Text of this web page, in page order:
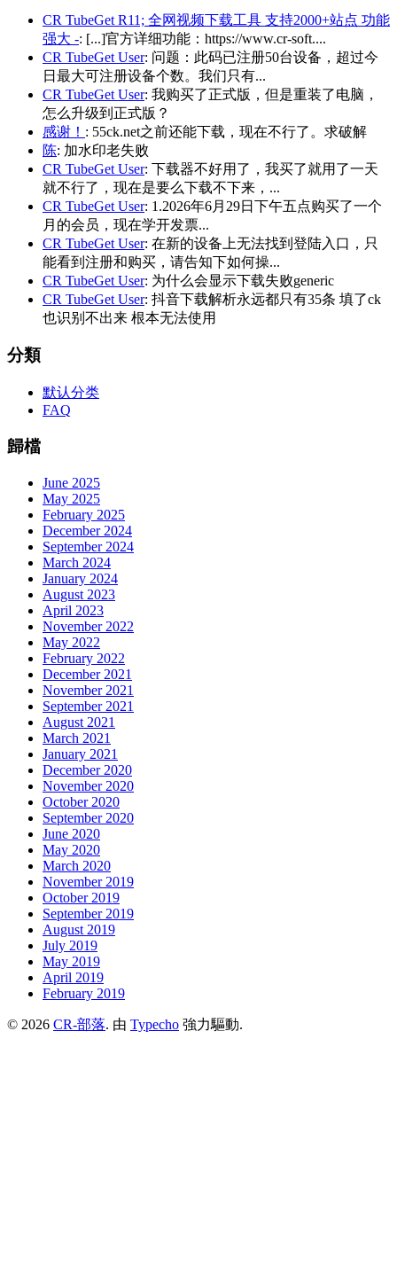
CR TubeGet R11; 全网视频下载工具 支持2000+站点 功能
强大 -: [...]官方详细功能：https://www.cr-soft....
CR TubeGet User: 问题：此码已注册50台设备，超过今
日最大可注册设备个数。我们只有...
CR TubeGet User: 我购买了正式版，但是重装了电脑，
怎么升级到正式版？
感谢！ : 55ck.net之前还能下载，现在不行了。求破解
陈: 加水印老失败
CR TubeGet User: 下载器不好用了，我买了就用了一天
就不行了，现在是要么下载不下来，...
CR TubeGet User: 1.2026年6月29日下午五点购买了一个
月的会员，现在学开发票...
CR TubeGet User: 在新的设备上无法找到登陆入口，只
能看到注册和购买，请告知下如何操...
CR TubeGet User: 为什么会显示下载失败generic
CR TubeGet User: 抖音下载解析永远都只有35条 填了ck
也识别不出来 根本无法使用
分類
默认分类
FAQ
歸檔
June 2025
May 2025
February 2025
December 2024
September 2024
March 2024
January 2024
August 2023
April 2023
November 2022
May 2022
February 2022
December 2021
November 2021
September 2021
August 2021
March 2021
January 2021
December 2020
November 2020
October 2020
September 2020
June 2020
May 2020
March 2020
November 2019
October 2019
September 2019
August 2019
July 2019
May 2019
April 2019
February 2019
© 2026 CR-部落. 由 Typecho 強力驅動.